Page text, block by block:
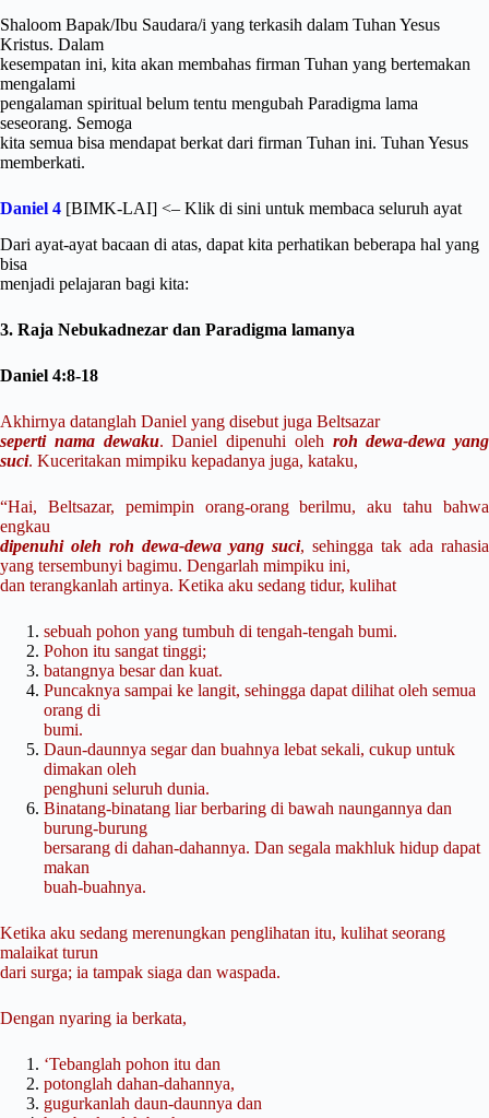
Shaloom Bapak/Ibu Saudara/i yang terkasih dalam Tuhan Yesus
Kristus. Dalam
kesempatan ini, kita akan membahas firman Tuhan yang bertemakan
mengalami
pengalaman spiritual belum tentu mengubah Paradigma lama
seseorang. Semoga
kita semua bisa mendapat berkat dari firman Tuhan ini. Tuhan Yesus
memberkati.
Daniel 4 [BIMK-LAI] <– Klik di sini untuk membaca seluruh ayat
Dari ayat-ayat bacaan di atas, dapat kita perhatikan beberapa hal yang
bisa
menjadi pelajaran bagi kita:
3. Raja Nebukadnezar dan Paradigma lamanya
Daniel 4:8-18
Akhirnya datanglah Daniel yang disebut juga Beltsazar
seperti nama dewaku. Daniel dipenuhi oleh roh dewa-dewa yang
suci. Kuceritakan mimpiku kepadanya juga, kataku,
“Hai, Beltsazar, pemimpin orang-orang berilmu, aku tahu bahwa
engkau
dipenuhi oleh roh dewa-dewa yang suci, sehingga tak ada rahasia
yang tersembunyi bagimu. Dengarlah mimpiku ini,
dan terangkanlah artinya. Ketika aku sedang tidur, kulihat
sebuah pohon yang tumbuh di tengah-tengah bumi.
Pohon itu sangat tinggi;
batangnya besar dan kuat.
Puncaknya sampai ke langit, sehingga dapat dilihat oleh semua
orang di
bumi.
Daun-daunnya segar dan buahnya lebat sekali, cukup untuk
dimakan oleh
penghuni seluruh dunia.
Binatang-binatang liar berbaring di bawah naungannya dan
burung-burung
bersarang di dahan-dahannya. Dan segala makhluk hidup dapat
makan
buah-buahnya.
Ketika aku sedang merenungkan penglihatan itu, kulihat seorang
malaikat turun
dari surga; ia tampak siaga dan waspada.
Dengan nyaring ia berkata,
‘Tebanglah pohon itu dan
potonglah dahan-dahannya,
gugurkanlah daun-daunnya dan